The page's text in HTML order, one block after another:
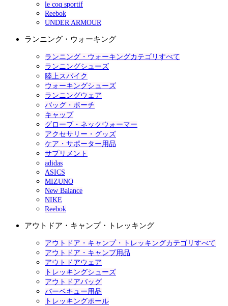
le coq sportif
Reebok
UNDER ARMOUR
ランニング・ウォーキング
ランニング・ウォーキングカテゴリすべて
ランニングシューズ
陸上スパイク
ウォーキングシューズ
ランニングウェア
バッグ・ポーチ
キャップ
グローブ・ネックウォーマー
アクセサリー・グッズ
ケア・サポーター用品
サプリメント
adidas
ASICS
MIZUNO
New Balance
NIKE
Reebok
アウトドア・キャンプ・トレッキング
アウトドア・キャンプ・トレッキングカテゴリすべて
アウトドア・キャンプ用品
アウトドアウェア
トレッキングシューズ
アウトドアバッグ
バーベキュー用品
トレッキングポール